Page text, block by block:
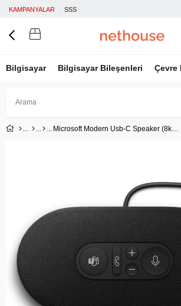
KAMPANYALAR SSS
Bilgisayar Bilgisayar Bileşenleri Çevre
Facebook
Microsoft Modern Usb-C Speaker (8kz-00007) - Microsoft Türkiye Garantili